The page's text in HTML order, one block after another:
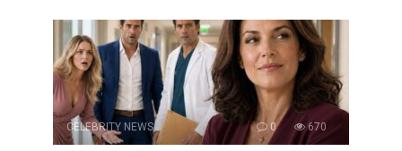
CELEBRITY NEWS 0 670